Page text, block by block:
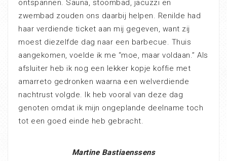
ontspannen. Sauna, stoombad, jacuzzi en
zwembad zouden ons daarbij helpen. Renilde had
haar verdiende ticket aan mij gegeven, want zij
moest diezelfde dag naar een barbecue. Thuis
aangekomen, voelde ik me “moe, maar voldaan.” Als
afsluiter heb ik nog een lekker kopje koffie met
amarreto gedronken waarna een welverdiende
nachtrust volgde. Ik heb vooral van deze dag
genoten omdat ik mijn ongeplande deelname toch
tot een goed einde heb gebracht.
Martine Bastiaenssens